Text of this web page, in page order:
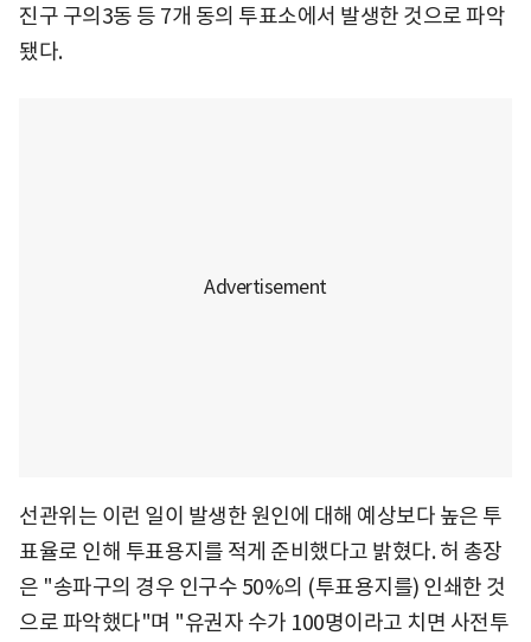
진구 구의3동 등 7개 동의 투표소에서 발생한 것으로 파악
됐다.
선관위는 이런 일이 발생한 원인에 대해 예상보다 높은 투
표율로 인해 투표용지를 적게 준비했다고 밝혔다. 허 총장
은 "송파구의 경우 인구수 50%의 (투표용지를) 인쇄한 것
으로 파악했다"며 "유권자 수가 100명이라고 치면 사전투